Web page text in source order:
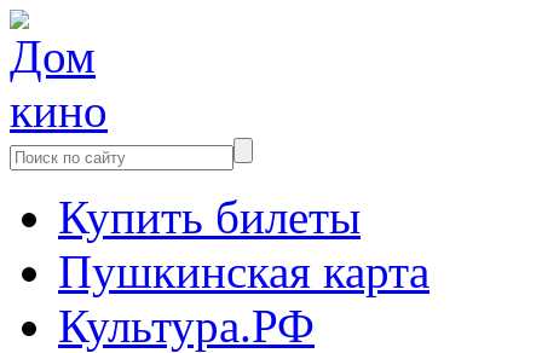
Купить билеты
Пушкинская карта
Культура.РФ